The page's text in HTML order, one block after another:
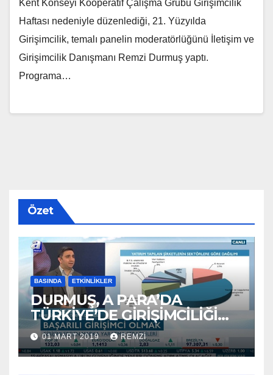
Kent Konseyi Kooperatif Çalışma Grubu Girişimcilik
Haftası nedeniyle düzenlediği, 21. Yüzyılda
Girişimcilik, temalı panelin moderatörlüğünü İletişim ve
Girişimcilik Danışmanı Remzi Durmuş yaptı.
Programa…
Özet
BASINDA ETKINLIKLER
DURMUŞ, A PARA’DA
TÜRKİYE’DE GİRİŞİMCİLİĞİ
ANLATTI
01 MART 2019 REMZI